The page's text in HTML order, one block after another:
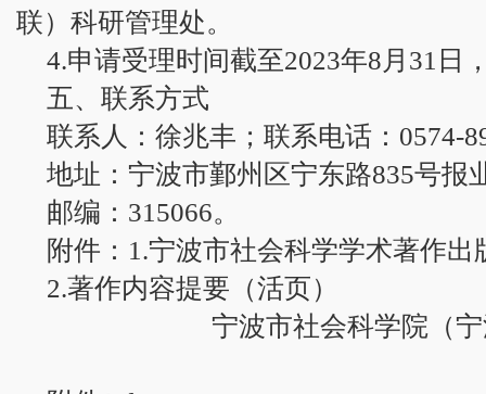
联）科研管理处。
4.申请受理时间截至2023年8月31日
五、联系方式
联系人：徐兆丰；联系电话：0574-
地址：宁波市鄞州区宁东路835号报
邮编：315066。
附件：1.宁波市社会科学学术著作出
2.著作内容提要（活页）
宁波市社会科学院（